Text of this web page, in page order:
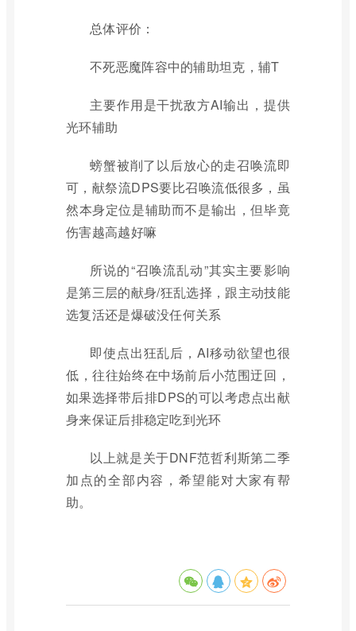
总体评价：
不死恶魔阵容中的辅助坦克，辅T
主要作用是干扰敌方AI输出，提供
光环辅助
螃蟹被削了以后放心的走召唤流即
可，献祭流DPS要比召唤流低很多，虽
然本身定位是辅助而不是输出，但毕竟
伤害越高越好嘛
所说的“召唤流乱动”其实主要影响
是第三层的献身/狂乱选择，跟主动技能
选复活还是爆破没任何关系
即使点出狂乱后，AI移动欲望也很
低，往往始终在中场前后小范围迂回，
如果选择带后排DPS的可以考虑点出献
身来保证后排稳定吃到光环
以上就是关于DNF范哲利斯第二季
加点的全部内容，希望能对大家有帮
助。